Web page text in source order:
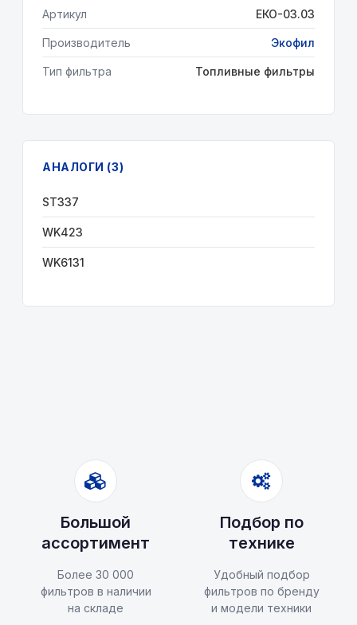
Артикул ЕКО-03.03
Производитель Экофил
Тип фильтра Топливные фильтры
АНАЛОГИ (3)
ST337
WK423
WK6131
Большой
ассортимент
Более 30 000
фильтров в наличии
на складе
Подбор по
технике
Удобный подбор
фильтров по бренду
и модели техники